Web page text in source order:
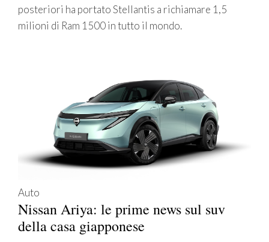
posteriori ha portato Stellantis a richiamare 1,5
milioni di Ram 1500 in tutto il mondo.
Auto
Nissan Ariya: le prime news sul suv
della casa giapponese